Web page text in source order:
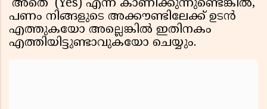
'അതെ' (Yes) എന്ന് കാണിക്കുന്നുണ്ടെങ്കിൽ,
പണം നിങ്ങളുടെ അക്കൗണ്ടിലേക്ക് ഉടൻ
എത്തുകയോ അല്ലെങ്കിൽ ഇതിനകം
എത്തിയിട്ടുണ്ടാവുകയോ ചെയ്യും.